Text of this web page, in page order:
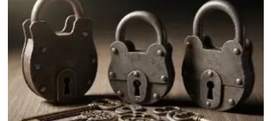
disciplina
puede
sinónimo
violencia